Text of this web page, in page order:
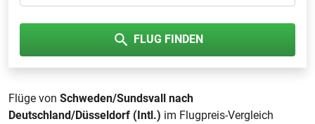
FLUG FINDEN
Flüge von Schweden/Sundsvall nach
Deutschland/Düsseldorf (Intl.) im Flugpreis-Vergleich